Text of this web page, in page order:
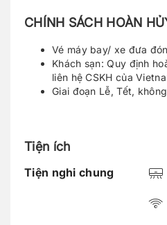
CHÍNH SÁCH HOÀN
Vé máy bay/ xe đưa
Khách sạn: Quy định
liên hệ CSKH của
Giai đoạn Lễ, Tết,
Tiện ích
Tiện nghi chung